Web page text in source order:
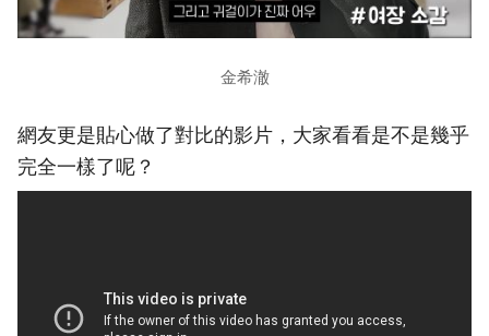
金希澈
網友更是貼心做了對比的影片，大家看看是不是幾乎
完全一樣了呢？